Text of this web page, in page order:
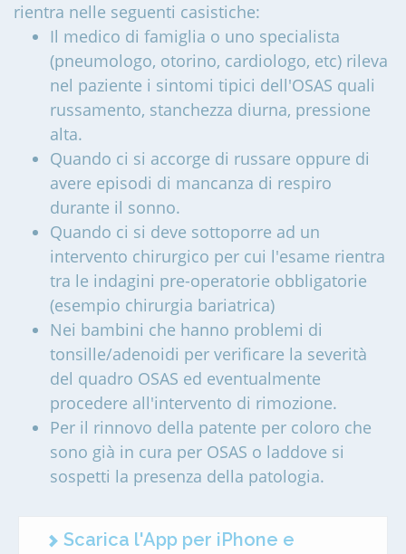
rientra nelle seguenti casistiche:
Il medico di famiglia o uno specialista
(pneumologo, otorino, cardiologo, etc) rileva
nel paziente i sintomi tipici dell'OSAS quali
russamento, stanchezza diurna, pressione
alta.
Quando ci si accorge di russare oppure di
avere episodi di mancanza di respiro
durante il sonno.
Quando ci si deve sottoporre ad un
intervento chirurgico per cui l'esame rientra
tra le indagini pre-operatorie obbligatorie
(esempio chirurgia bariatrica)
Nei bambini che hanno problemi di
tonsille/adenoidi per verificare la severità
del quadro OSAS ed eventualmente
procedere all'intervento di rimozione.
Per il rinnovo della patente per coloro che
sono già in cura per OSAS o laddove si
sospetti la presenza della patologia.
Scarica l'App per iPhone e